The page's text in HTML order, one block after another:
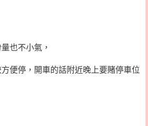
也不小氣，
便停，開車的話附近晚上要賭停車位